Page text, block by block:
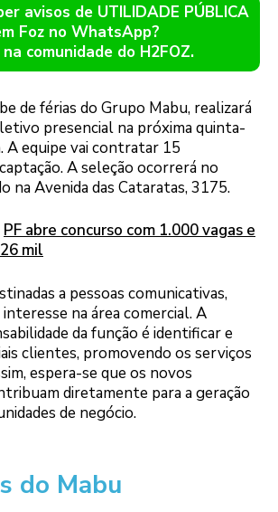
avisos de UTILIDADE PÚBLICA
Foz no WhatsApp?
comunidade do H2FOZ.
de férias do Grupo Mabu, realizará
presencial na próxima quinta-
A equipe vai contratar 15
A seleção ocorrerá no
na Avenida das Cataratas, 3175.
PF abre concurso com 1.000 vagas e
mil
a pessoas comunicativas,
na área comercial. A
da função é identificar e
clientes, promovendo os serviços
espera-se que os novos
diretamente para a geração
de negócio.
do Mabu